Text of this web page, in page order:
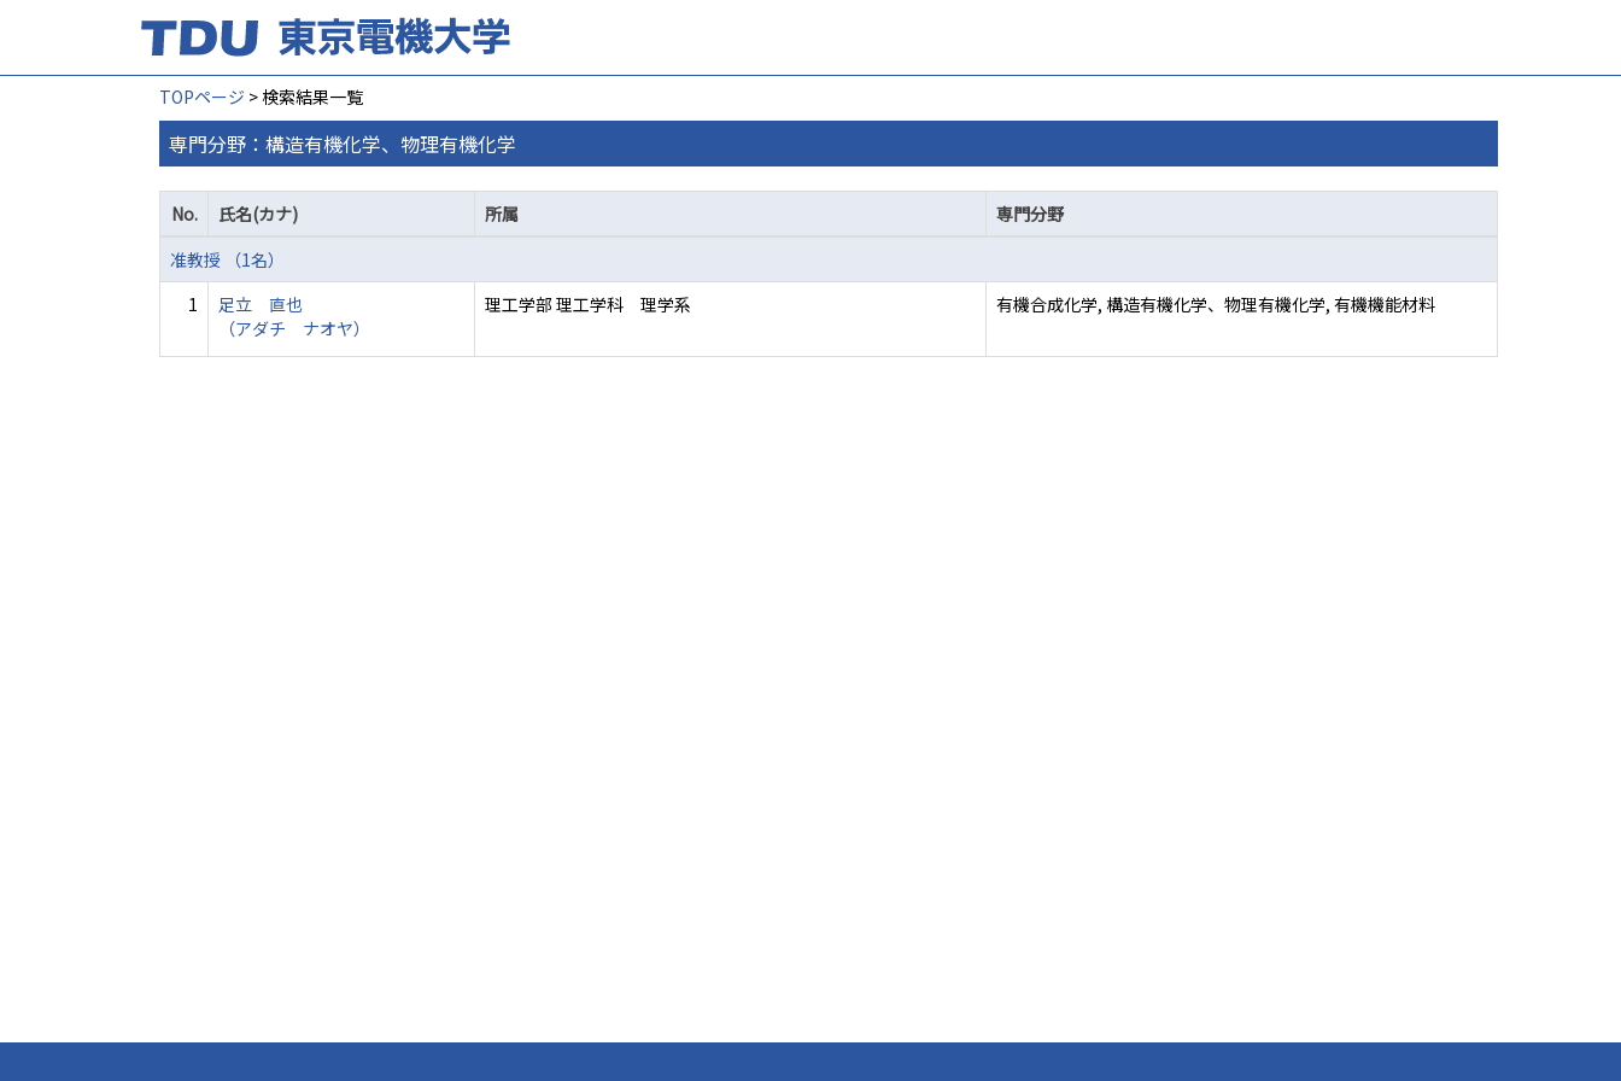
TOPページ > 検索結果一覧
専門分野：構造有機化学、物理有機化学
No. 氏名(カナ) 所属
専門分野
准教授 （1名）
1
足立 直也
（アダチ ナオヤ）
理工学部 理工学科 理学系 有機合成化学, 構造有機化学、物理有機化学, 有機機能材料